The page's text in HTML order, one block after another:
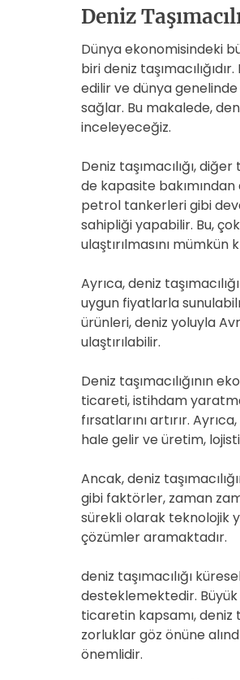
Deniz
Dünya ekonomisindeki
biri deniz
edilir ve dünya
sağlar. Bu makalede,
inceleyeceğiz.
Deniz taşımacılığı,
de kapasite
petrol tankerleri gibi
sahipliği yapabilir. Bu,
ulaştırılmasını mümkün
Ayrıca, deniz
uygun fiyatlarla
ürünleri, deniz yoluyla
ulaştırılabilir.
Deniz taşımacılığının
ticareti, istihdam
fırsatlarını artırır.
hale gelir ve üretim,
Ancak, deniz
gibi faktörler, zaman
sürekli olarak teknolojik
çözümler aramaktadır.
deniz taşımacılığı
desteklemektedir.
ticaretin kapsamı, deniz
zorluklar göz önüne
önemlidir.